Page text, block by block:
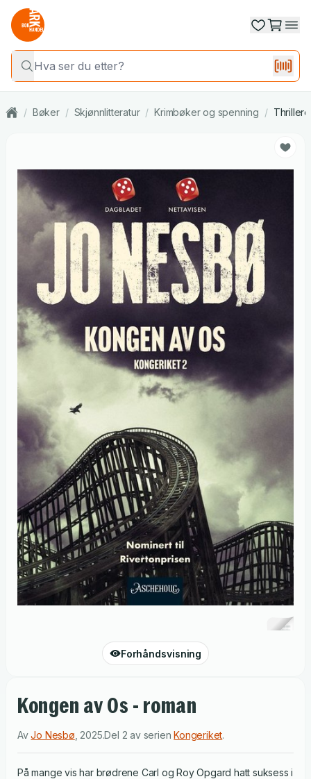
/ Bøker / Skjønnlitteratur / Krimbøker og spenning / Thrillere
Forhåndsvisning
Kongen av Os - roman
AvJo Nesbø 2025.Del 2 av serienKongeriket.
På mange vis har brødrene Carl og Roy Opgard hatt suksess i